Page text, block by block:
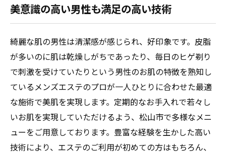
美意識の高い男性も満足の高い技術
綺麗な肌の男性は清潔感が感じられ、好印象です。皮脂
が多いのに肌は乾燥しがちであったり、毎日のヒゲ剃り
で刺激を受けていたりという男性のお肌の特徴を熟知し
ているメンズエステのプロが一人ひとりに合わせた最適
な施術で美肌を実現します。定期的なお手入れで若々し
いお肌を実現していただけるよう、松山市で多様なメニ
ューをご用意しております。豊富な経験を生かした高い
技術により、エステのご利用が初めての方はもちろん、